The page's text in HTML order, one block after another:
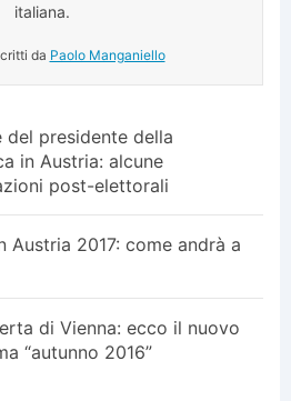
italiana.
da Paolo Manganiello
del presidente della
in Austria: alcune
post-elettorali
Austria 2017: come andrà a
di Vienna: ecco il nuovo
“autunno 2016”